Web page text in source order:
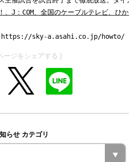
https://sky-a.asahi.co.jp/howto/
ージをシェアする ]
らせ カテゴリ